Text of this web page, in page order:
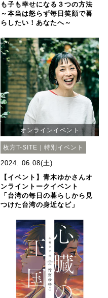
も子も幸せになる３つの方法
～本当は怒らず毎日笑顔で暮
らしたい！あなたへ～
オンラインイベント
枚方T-SITE｜特別イベント
2024. 06.08(土)
【イベント】青木ゆかさんオ
ンライントークイベント
「台湾の毎日の暮らしから見
つけた台湾の身近なビ」